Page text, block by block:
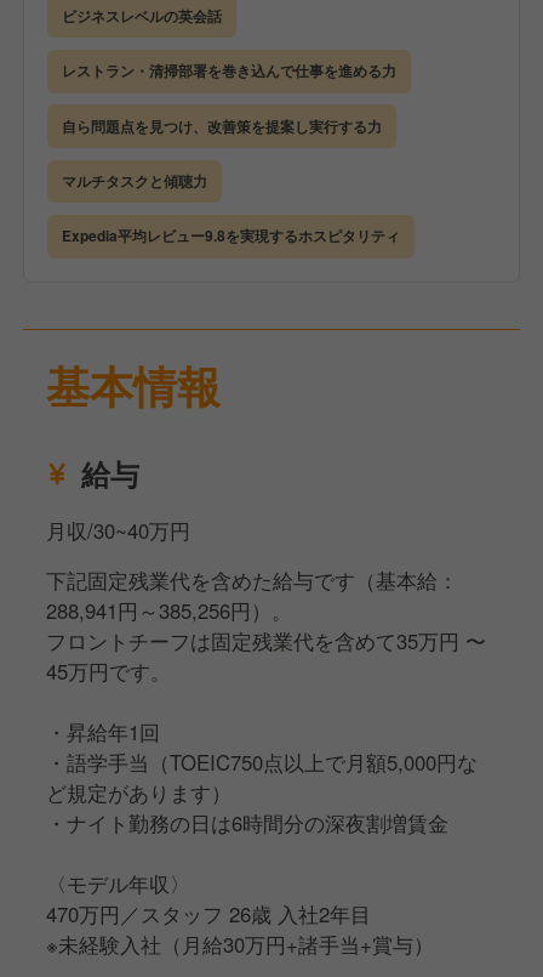
品の購入を相談するといった、サービス改善やマーケ
ティングに関わる仕事も行います。
接客も好きだけど、幅広く仕事をしたいと考えている
方にピッタリの環境です。
【具体的には】
フロントレセプション業務：英語を用いたチェックイ
ン・チェックアウト対応
予約管理：電話・メールによる新規予約受付および予
約変更対応
サービス・企画改善：部署の垣根を越え、ゲスト満足
ビジネスレベルの英会話
レストラン・清掃部署を巻き込んで仕事を進める力
自ら問題点を見つけ、改善策を提案し実行する力
マルチタスクと傾聴力
Expedia平均レビュー9.8を実現するホスピタリティ
基本情報
給与
月収/30~40万円
下記固定残業代を含めた給与です（基本給：
288,941円～385,256円）。
フロントチーフは固定残業代を含めて35万円 〜
45万円です。
・昇給年1回
・語学手当（TOEIC750点以上で月額5,000円な
ど規定があります）
・ナイト勤務の日は6時間分の深夜割増賃金
〈モデル年収〉
470万円／スタッフ 26歳 入社2年目
※未経験入社（月給30万円+諸手当+賞与）